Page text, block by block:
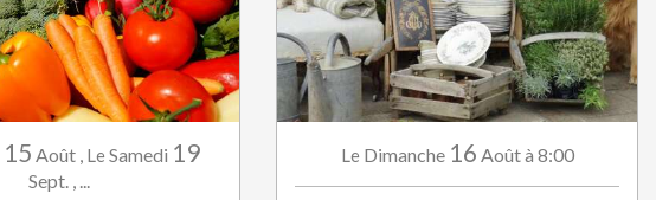
15 Août , LeSamedi 19
Sept. , ...
Le Dimanche 16 Aoûtà 8:00